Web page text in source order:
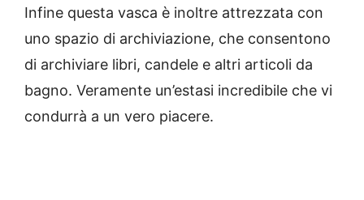
Infine questa vasca è inoltre attrezzata con
uno spazio di archiviazione, che consentono
di archiviare libri, candele e altri articoli da
bagno. Veramente un’estasi incredibile che vi
condurrà a un vero piacere.